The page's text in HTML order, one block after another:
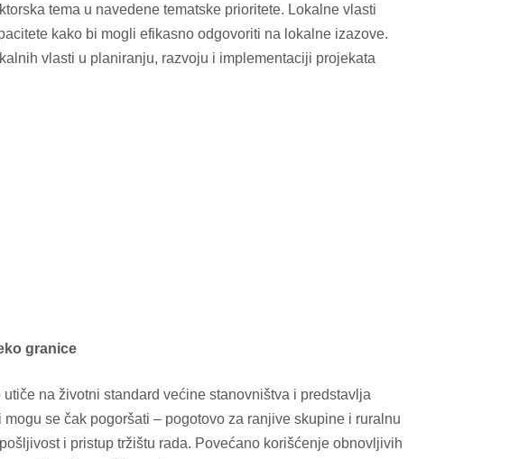
tema u navedene tematske prioritete. Lokalne vlasti
kako bi mogli efikasno odgovoriti na lokalne izazove.
vlasti u planiranju, razvoju i implementaciji projekata
granice
na životni standard većine stanovništva i predstavlja
se čak pogoršati – pogotovo za ranjive skupine i ruralnu
i pristup tržištu rada. Povećano korišćenje obnovljivih